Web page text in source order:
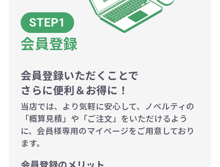
200個~499個の場合：42円（1個
当たり）
500個~999個の場合：35円（1個
1,000個以上：28円（1個当た
り）
会員登録
会員登録いただくことで
さらに便利＆お得に！
当店では、より気軽に安心して、ノベルティの
「概算見積」や「ご注文」をいただけるよう
に、会員様専用のマイページをご用意しており
ます。